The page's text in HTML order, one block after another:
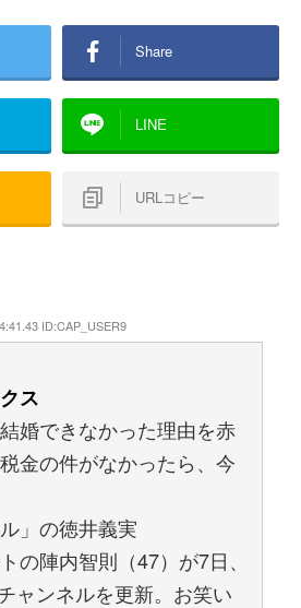
Share
LINE
URLコピー
ID:CAP_USER9
ス
婚できなかった理由を赤
金の件がなかったら、今
」の徳井義実
の陣内智則（47）が7日、
ャンネルを更新。お笑い